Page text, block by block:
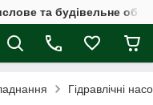
та будівельне
Гідравлічні